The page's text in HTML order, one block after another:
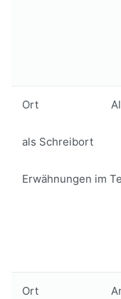
Ort
als Schreibort
Erwähnungen im
Ort